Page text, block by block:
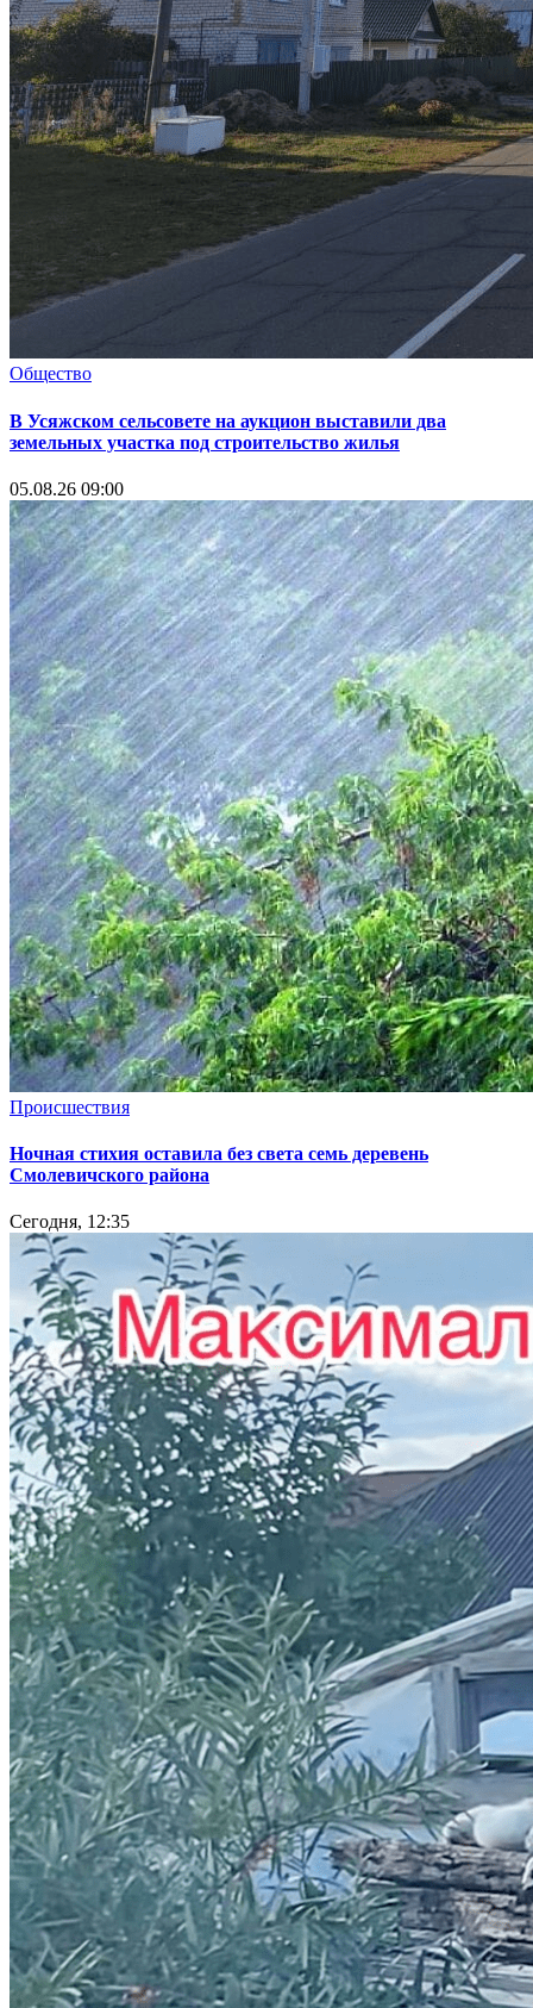
Общество
В Усяжском сельсовете на аукцион выставили два
земельных участка под строительство жилья
05.08.26 09:00
Происшествия
Ночная стихия оставила без света семь деревень
Смолевичского района
Сегодня, 12:35